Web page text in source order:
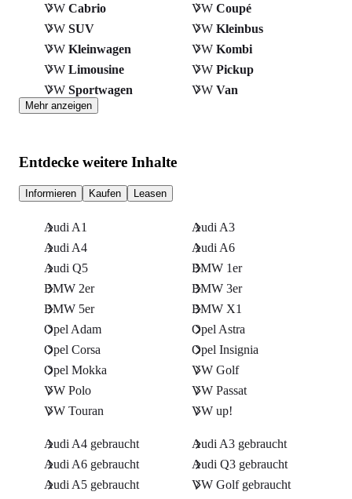
VW Cabrio VW Coupé
VW SUV VW Kleinbus
VW Kleinwagen VW Kombi
VW Limousine VW Pickup
VW Sportwagen VW Van
Mehr anzeigen
Entdecke weitere Inhalte
Informieren Kaufen Leasen
Audi A1
Audi A3
Audi A4
Audi A6
Audi Q5
BMW 1er
BMW 2er
BMW 3er
BMW 5er
BMW X1
Opel Adam
Opel Astra
Opel Corsa
Opel Insignia
Opel Mokka
VW Golf
VW Polo
VW Passat
VW Touran
VW up!
Audi A4 gebraucht
Audi A3 gebraucht
Audi A6 gebraucht
Audi Q3 gebraucht
Audi A5 gebraucht
VW Golf gebraucht